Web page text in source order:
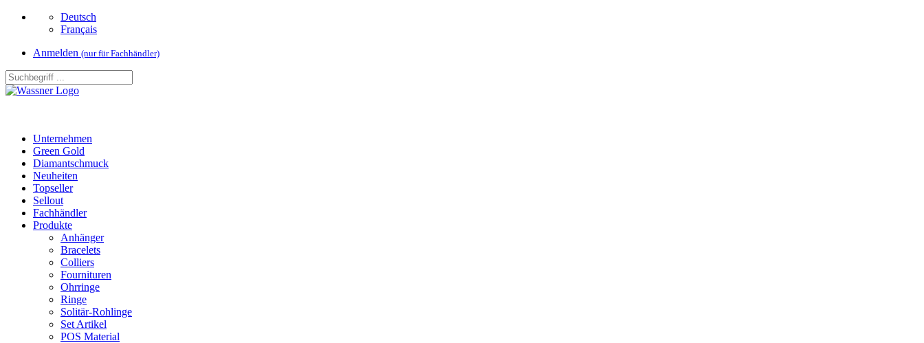
Deutsch
Français
Anmelden (nur für Fachhändler)
Unternehmen
Green Gold
Diamantschmuck
Neuheiten
Topseller
Sellout
Fachhändler
Produkte
Anhänger
Bracelets
Colliers
Fournituren
Ohrringe
Ringe
Solitär-Rohlinge
Set Artikel
POS Material